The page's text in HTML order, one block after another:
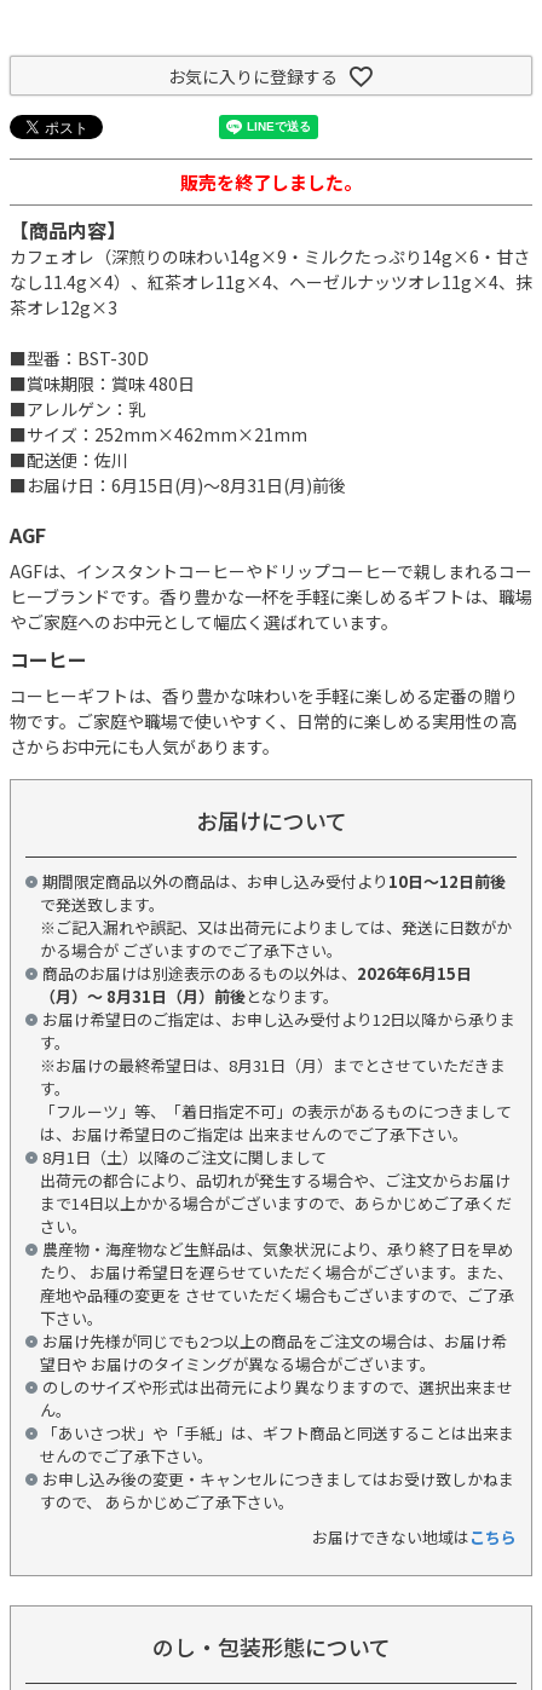
お気に入りに登録する
販売を終了しました。
【商品内容】
カフェオレ（深煎りの味わい14g×9・ミルクたっぷり14g×6・甘さ
なし11.4g×4）、紅茶オレ11g×4、ヘーゼルナッツオレ11g×4、抹
茶オレ12g×3
■型番：BST-30D
■賞味期限：賞味 480日
■アレルゲン：乳
■サイズ：252mm×462mm×21mm
■配送便：佐川
■お届け日：6月15日(月)～8月31日(月)前後
AGF
AGFは、インスタントコーヒーやドリップコーヒーで親しまれるコー
ヒーブランドです。香り豊かな一杯を手軽に楽しめるギフトは、職場
やご家庭へのお中元として幅広く選ばれています。
コーヒー
コーヒーギフトは、香り豊かな味わいを手軽に楽しめる定番の贈り
物です。ご家庭や職場で使いやすく、日常的に楽しめる実用性の高
さからお中元にも人気があります。
お届けについて
期間限定商品以外の商品は、お申し込み受付より 10日～12日前後
で発送致します。
※ご記入漏れや誤記、又は出荷元によりましては、発送に日数がか
かる場合が ございますのでご了承下さい。
商品のお届けは別途表示のあるもの以外は、 2026年6月15日
（月）～ 8月31日（月）前後となります。
お届け希望日のご指定は、お申し込み受付より12日以降から承りま
す。
※お届けの最終希望日は、8月31日（月）までとさせていただきま
す。
「フルーツ」等、「着日指定不可」の表示があるものにつきまして
は、お届け希望日のご指定は 出来ませんのでご了承下さい。
8月1日（土）以降のご注文に関しまして
出荷元の都合により、品切れが発生する場合や、ご注文からお届け
まで14日以上かかる場合がございますので、あらかじめご了承くだ
さい。
農産物・海産物など生鮮品は、気象状況により、承り終了日を早め
たり、 お届け希望日を遅らせていただく場合がございます。また、
産地や品種の変更を させていただく場合もございますので、ご了承
下さい。
お届け先様が同じでも2つ以上の商品をご注文の場合は、お届け希
望日や お届けのタイミングが異なる場合がございます。
のしのサイズや形式は出荷元により異なりますので、選択出来ませ
ん。
「あいさつ状」や「手紙」は、ギフト商品と同送することは出来ま
せんのでご了承下さい。
お申し込み後の変更・キャンセルにつきましてはお受け致しかねま
すので、 あらかじめご了承下さい。
お届けできない地域はこちら
のし・包装形態について